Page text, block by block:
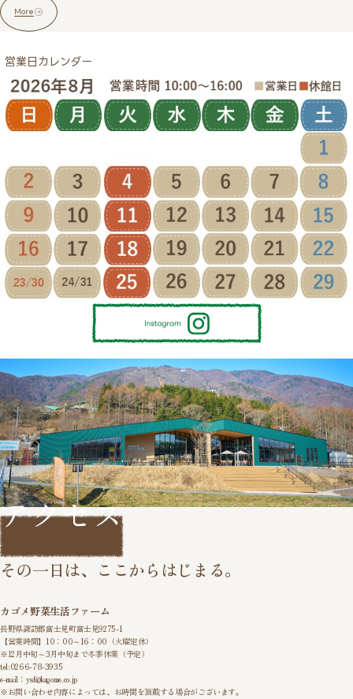
More
営業日カレンダー
クセス
その一日は、ここからはじまる。
カゴメ野菜生活ファーム
長野県諏訪郡富士見町富士見9275-1
【営業時間】10：00～16：00（火曜定休）
※12月中旬～3月中旬まで冬季休業（予定）
tel:0266-78-3935
e-mail：ysf@kagome.co.jp
※お問い合わせ内容によっては、お時間を頂戴する場合がございます。